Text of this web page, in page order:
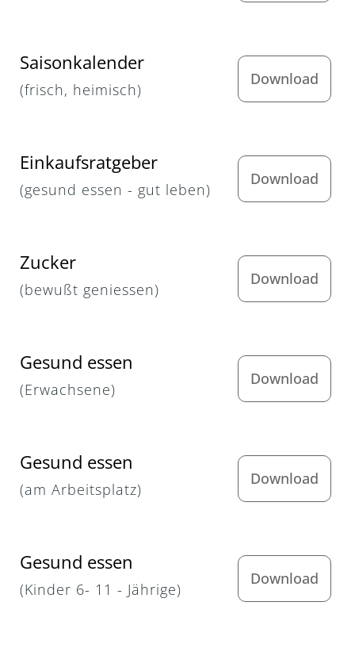
Saisonkalender
(frisch, heimisch)
Download
Einkaufsratgeber
(gesund essen - gut leben)
Download
Zucker
(bewußt geniessen)
Download
Gesund essen
(Erwachsene)
Download
Gesund essen
(am Arbeitsplatz)
Download
Gesund essen
(Kinder 6- 11 - Jährige)
Download